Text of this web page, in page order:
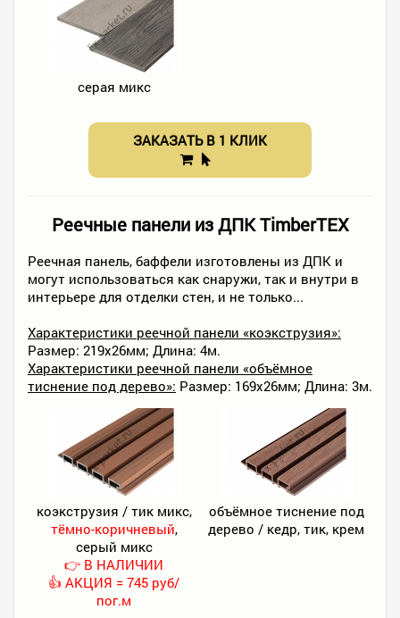
серая микс
ЗАКАЗАТЬ В 1 КЛИК
Реечные панели из ДПК TimberTEX
Реечная панель, баффели изготовлены из ДПК и
могут использоваться как снаружи, так и внутри в
интерьере для отделки стен, и не только...
Характеристики реечной панели «коэкструзия»:
Размер: 219х26мм; Длина: 4м.
Характеристики реечной панели «объёмное
тиснение под дерево»: Размер: 169х26мм; Длина: 3м.
коэкструзия / тик микс,
тёмно-коричневый,
серый микс
👉 В НАЛИЧИИ
👍 АКЦИЯ = 745 руб/
пог.м
объёмное тиснение под
дерево / кедр, тик, крем